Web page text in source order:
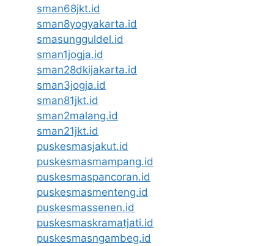
sman68jkt.id
sman8yogyakarta.id
smasungguldel.id
sman1jogja.id
sman28dkijakarta.id
sman3jogja.id
sman81jkt.id
sman2malang.id
sman21jkt.id
puskesmasjakut.id
puskesmasmampang.id
puskesmaspancoran.id
puskesmasmenteng.id
puskesmassenen.id
puskesmaskramatjati.id
puskesmasngambeg.id